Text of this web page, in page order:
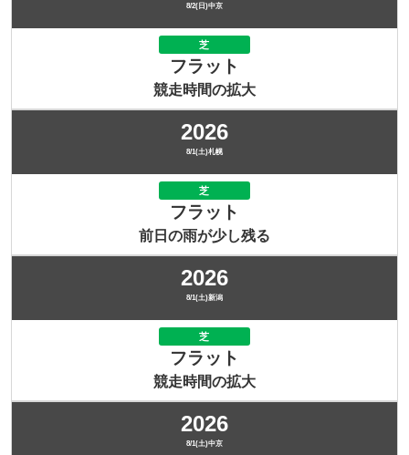
8/2(日)中京
芝
フラット
競走時間の拡大
2026
8/1(土)札幌
芝
フラット
前日の雨が少し残る
2026
8/1(土)新潟
芝
フラット
競走時間の拡大
2026
8/1(土)中京